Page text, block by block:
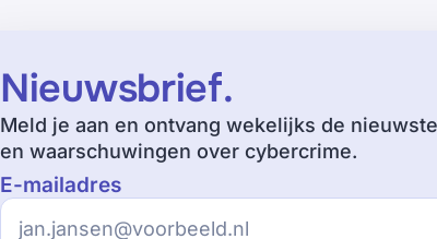
Nieuwsbrief.
Meld je aan en ontvang wekelijks de
en waarschuwingen over cybercrime.
E-mailadres